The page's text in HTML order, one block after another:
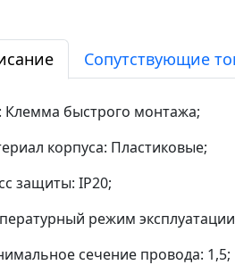
Сопутствующие
Клемма быстрого монтажа;
корпуса: Пластиковые;
защиты: IP20;
режим
сечение провода: 1,5;